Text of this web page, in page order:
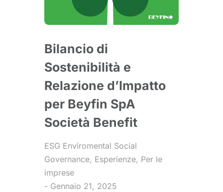
Bilancio di
Sostenibilità e
Relazione d’Impatto
per Beyfin SpA
Società Benefit
ESG Enviromental Social
Governance, Esperienze, Per le
imprese
Gennaio 21, 2025